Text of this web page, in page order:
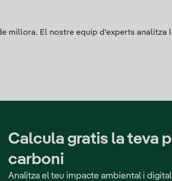
millora. El nostre equip d'experts analitza
Calcula gratis la teva
carboni
Analitza el teu impacte ambiental i